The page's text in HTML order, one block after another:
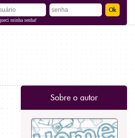
minha senha!
Sobre o autor